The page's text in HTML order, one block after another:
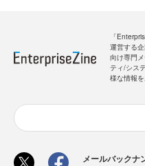
「
運営する
向け専門
ティ/シス
様な情報を
メールバックナ